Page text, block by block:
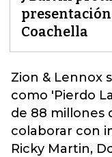
Coachella
Zion & Lennox
como 'Pierdo
de 88 millones
colaborar con
Ricky Martin,